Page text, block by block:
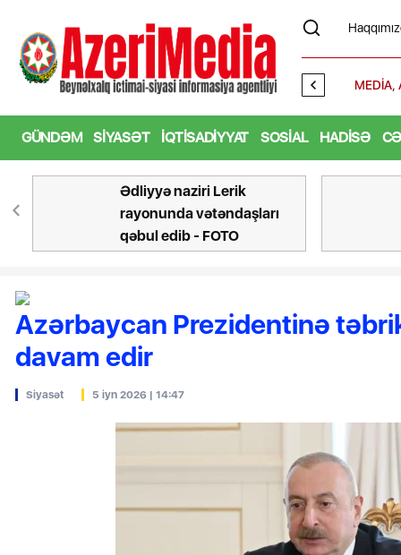
sənədlər mübadilə edilib - FOTO MEDİA,
GÜNDƏM SIYASƏT İQTISADIYYAT SOSIAL HADISƏ
Ədliyyə naziri Lerik
rayonunda vətəndaşları
qəbul edib - FOTO
Azərbaycan Prezidentinə
davam edir
Siyasət 5 iyn 2026 | 14:47
Azərbaycanda 10 min manatlıq